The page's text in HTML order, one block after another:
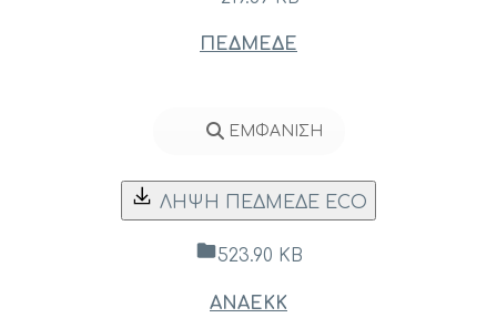
ΠΕΔΜΕΔΕ
ΕΜΦΑΝΙΣΗ
ΛΗΨΗ ΠΕΔΜΕΔΕ ECO
523.90 KB
ΑΝΑΕΚΚ